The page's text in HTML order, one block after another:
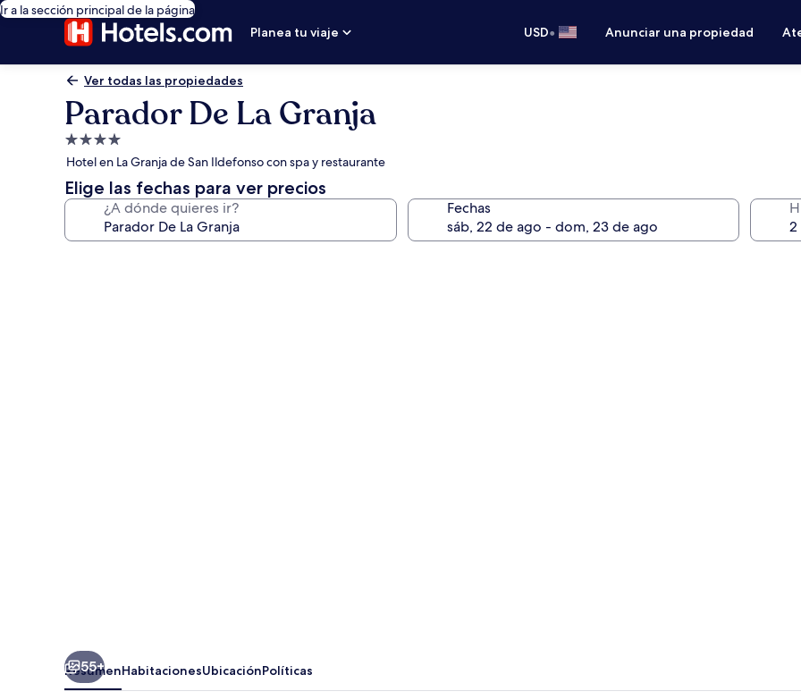
Ir a la sección principal de la página
Planea tu viaje
USD• Anunciar una propiedad
Ver todas las propiedades
Parador De La Granja
Propiedad
de
4.0
estrellas
Hotel en La Granja de San Ildefonso con spa y restaurante
Elige las fechas para ver precios
¿A dónde quieres ir? Fechas
55+
ResumenHabitacionesUbicaciónPolíticas